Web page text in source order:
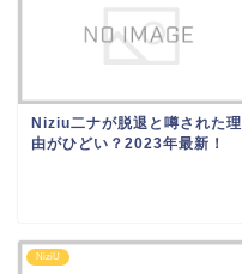
Niziu二ナが脱退と噂された理
由がひどい？2023年最新！
NiziU